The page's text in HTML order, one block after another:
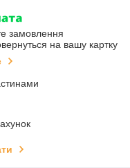
замовлення
на вашу картку